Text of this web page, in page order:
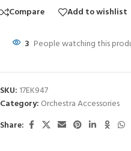
Compare Add to wishlist
3 People watching this
SKU: 17EK947
Category: Orchestra Accessories
Share: